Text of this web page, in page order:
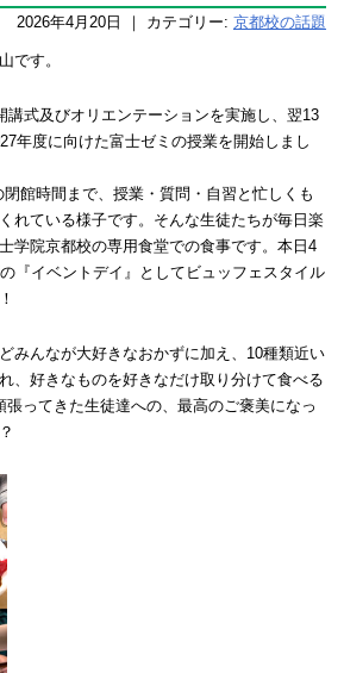
2026年4月20日 ｜ カテゴリー: 京都校の話題
です。
講式及びオリエンテーションを実施し、翌13
年度に向けた富士ゼミの授業を開始しまし
館時間まで、授業・質問・自習と忙しくも
れている様子です。そんな生徒たちが毎日楽
学院京都校の専用食堂での食事です。本日4
『イベントデイ』としてビュッフェスタイル
みんなが大好きなおかずに加え、10種類近い
、好きなものを好きなだけ取り分けて食べる
張ってきた生徒達への、最高のご褒美になっ